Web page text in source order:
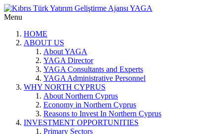
Menu
HOME
ABOUT US
About YAGA
YAGA Director
YAGA Consultants and Experts
YAGA Administrative Personnel
WHY NORTH CYPRUS
About Northern Cyprus
Economy in Northern Cyprus
Reasons to Invest In Northern Cyprus
INVESTMENT OPPORTUNITIES
Primary Sectors